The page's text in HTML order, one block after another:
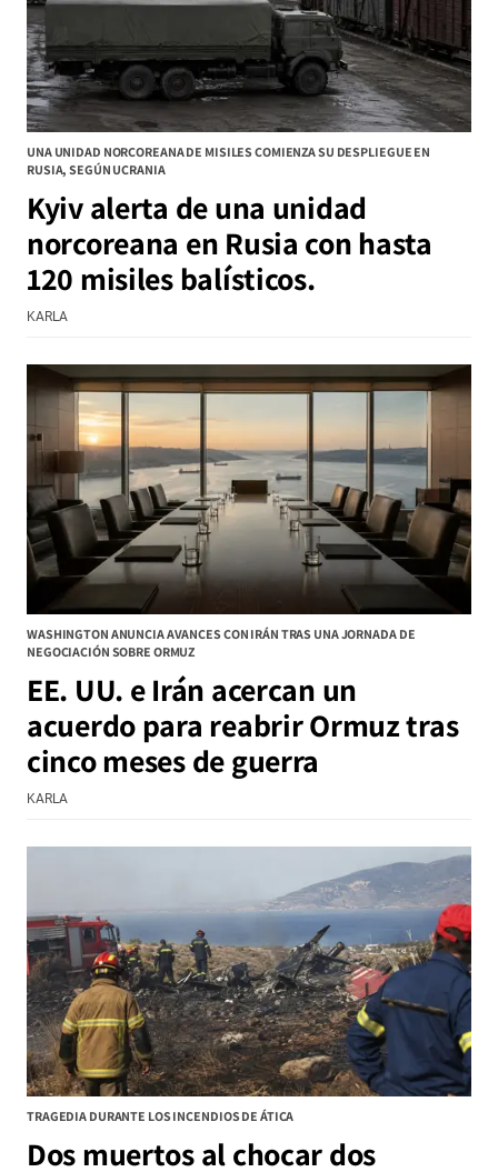
UNA UNIDAD NORCOREANA DE MISILES COMIENZA SU DESPLIEGUE EN
RUSIA, SEGÚN UCRANIA
Kyiv alerta de una unidad
norcoreana en Rusia con hasta
120 misiles balísticos.
KARLA
WASHINGTON ANUNCIA AVANCES CON IRÁN TRAS UNA JORNADA DE
NEGOCIACIÓN SOBRE ORMUZ
EE. UU. e Irán acercan un
acuerdo para reabrir Ormuz tras
cinco meses de guerra
KARLA
TRAGEDIA DURANTE LOS INCENDIOS DE ÁTICA
Dos muertos al chocar dos